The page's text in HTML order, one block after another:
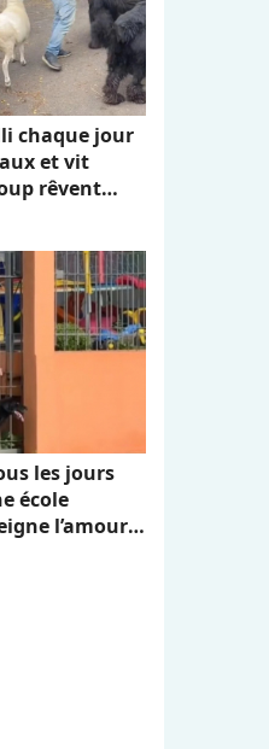
chaque jour
et vit
rêvent
les jours
école
l’amour